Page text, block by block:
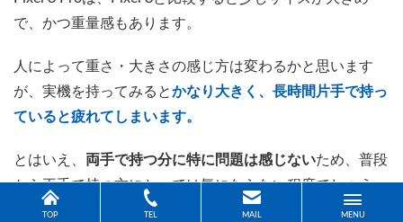
で、かつ重量感もあります。
人によって重さ・大きさの感じ方は変わるかと思います
が、実機を持ってみるとかなり大きく、長時間片手で持っ
ていると疲れてしまいます。
とはいえ、 両手で持つ分に特に問題は感じないため、普段
から両手で持つ方にとっては気にならない程度でしょう。
TOP TEL MAIL MENU